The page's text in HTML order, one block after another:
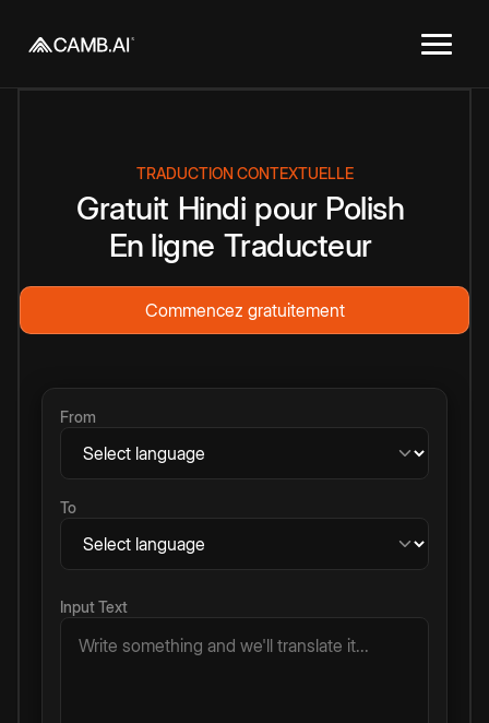
TRADUCTION CONTEXTUELLE
Gratuit Hindi pour Polish
En ligne Traducteur
Commencez gratuitement
From
To
Input Text